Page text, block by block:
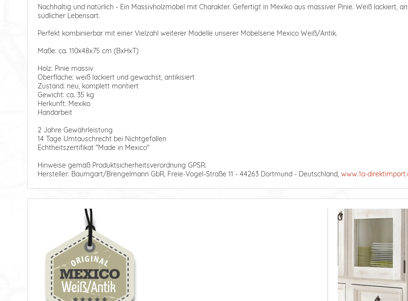
Nachhaltig und natürlich - Ein Massivholzmöbel mit Charakter. Gefertigt in Mexiko aus massiver Pinie. Weiß lackiert,
südlicher Lebensart.
Perfekt kombinierbar mit einer Vielzahl weiterer Modelle unserer Möbelserie Mexico Weiß/Antik.
Maße: ca. 110x48x75 cm (BxHxT)
Holz: Pinie massiv
Oberfläche: weiß lackiert und gewachst, antikisiert
Zustand: neu, komplett montiert
Gewicht: ca. 35 kg
Herkunft: Mexiko
Handarbeit
2 Jahre Gewährleistung
14 Tage Umtauschrecht bei Nichtgefallen
Echtheitszertifikat "Made in Mexico"
Hinweise gemäß Produktsicherheitsverordnung GPSR:
Hersteller: Baumgart/Brengelmann GbR, Freie-Vogel-Straße 11 - 44263 Dortmund - Deutschland, www.1a-